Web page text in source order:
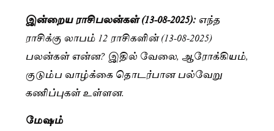
இன்றைய ராசிபலன்கள் (13-08-2025):எந்த
ராசிக்கு லாபம் 12 ராசிகளின் (13-08-2025)
பலன்கள் என்ன? இதில் வேலை, ஆரோக்கியம்,
குடும்ப வாழ்க்கை தொடர்பான பல்வேறு
கணிப்புகள் உள்ளன.
மேஷம்